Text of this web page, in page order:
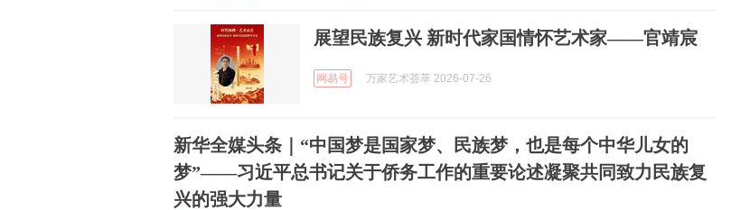
展望民族复兴 新时代家国情怀艺术家——官靖宸
网易号 万家艺术荟萃 2026-07-26
新华全媒头条｜“中国梦是国家梦、民族梦，也是每个中华儿女的
梦”——习近平总书记关于侨务工作的重要论述凝聚共同致力民族复
兴的强大力量